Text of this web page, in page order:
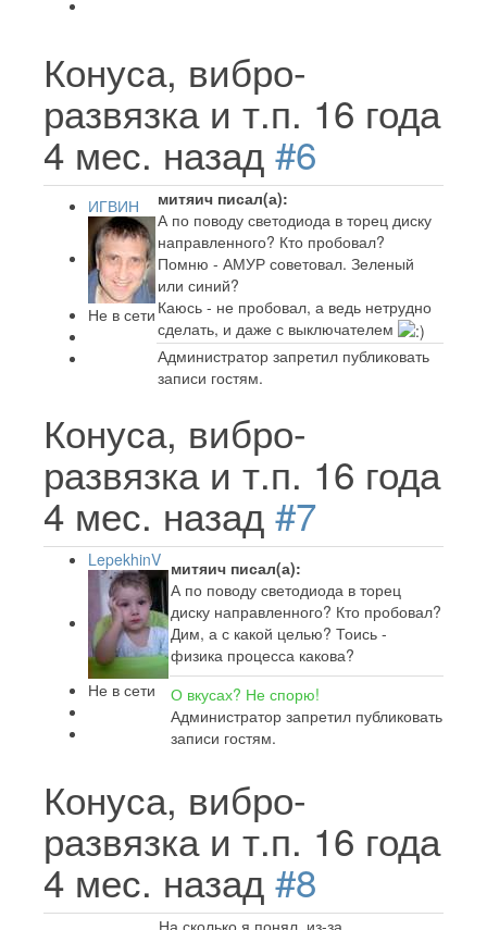
Конуса, вибро-
развязка и т.п. 16 года
4 мес. назад #6
ИГВИН
Не в сети
митяич писал(а):
А по поводу светодиода в торец диску
направленного? Кто пробовал?
Помню - АМУР советовал. Зеленый
или синий?
Каюсь - не пробовал, а ведь нетрудно
сделать, и даже с выключателем
Администратор запретил публиковать
записи гостям.
Конуса, вибро-
развязка и т.п. 16 года
4 мес. назад #7
LepekhinV
Не в сети
митяич писал(а):
А по поводу светодиода в торец
диску направленного? Кто пробовал?
Дим, а с какой целью? Тоись -
физика процесса какова?
О вкусах? Не спорю!
Администратор запретил публиковать
записи гостям.
Конуса, вибро-
развязка и т.п. 16 года
4 мес. назад #8
На сколько я понял, из-за